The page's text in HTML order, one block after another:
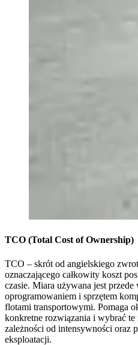
TCO (Total Cost of Ownership)
TCO – skrót od angielskiego
oznaczającego całkowity koszt
czasie. Miara używana jest
oprogramowaniem i sprzętem
flotami transportowymi. Pomaga
konkretne rozwiązania i wybrać
zależności od intensywności oraz
eksploatacji.